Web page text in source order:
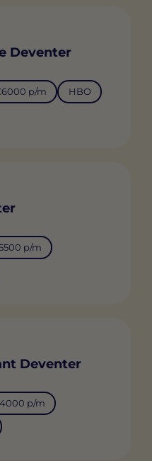
Deventer
p/m HBO
p/m
Deventer
p/m